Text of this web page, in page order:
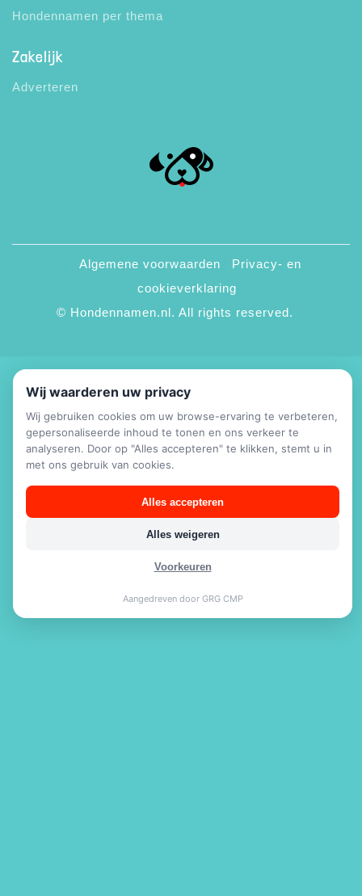
Hondennamen per thema
Zakelijk
Adverteren
© Hondennamen.nl. All rights reserved.
Algemene voorwaarden
Privacy- en
cookieverklaring